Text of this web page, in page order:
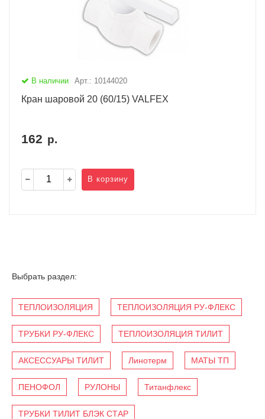
В наличии Арт.: 10144020
Кран шаровой 20 (60/15) VALFEX
162 р.
В корзину
Выбрать раздел:
ТЕПЛОИЗОЛЯЦИЯ ТЕПЛОИЗОЛЯЦИЯ РУ-ФЛЕКС
ТРУБКИ РУ-ФЛЕКС ТЕПЛОИЗОЛЯЦИЯ ТИЛИТ
АКСЕССУАРЫ ТИЛИТ Линотерм МАТЫ ТП
ПЕНОФОЛ РУЛОНЫ Титанфлекс
ТРУБКИ ТИЛИТ БЛЭК СТАР